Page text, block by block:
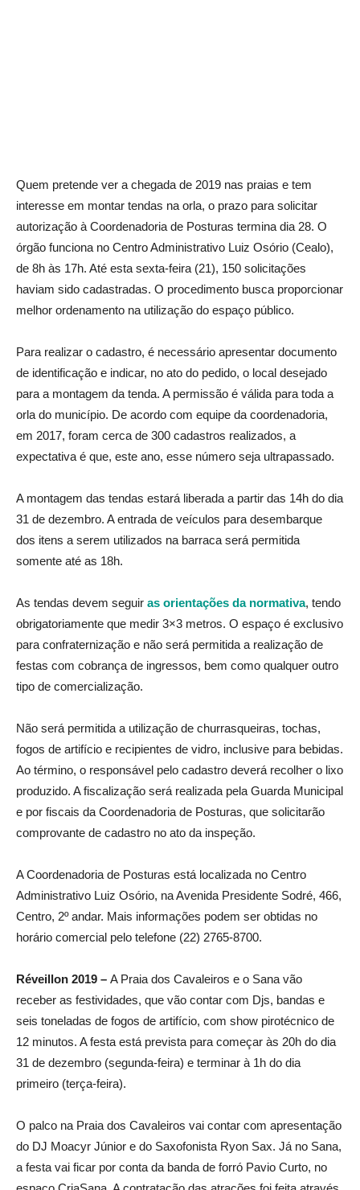
Quem pretende ver a chegada de 2019 nas praias e tem
interesse em montar tendas na orla, o prazo para solicitar
autorização à Coordenadoria de Posturas termina dia 28. O
órgão funciona no Centro Administrativo Luiz Osório (Cealo),
de 8h às 17h. Até esta sexta-feira (21), 150 solicitações
haviam sido cadastradas. O procedimento busca proporcionar
melhor ordenamento na utilização do espaço público.
Para realizar o cadastro, é necessário apresentar documento
de identificação e indicar, no ato do pedido, o local desejado
para a montagem da tenda. A permissão é válida para toda a
orla do município. De acordo com equipe da coordenadoria,
em 2017, foram cerca de 300 cadastros realizados, a
expectativa é que, este ano, esse número seja ultrapassado.
A montagem das tendas estará liberada a partir das 14h do dia
31 de dezembro. A entrada de veículos para desembarque
dos itens a serem utilizados na barraca será permitida
somente até as 18h.
As tendas devem seguir as orientações da normativa, tendo
obrigatoriamente que medir 3×3 metros. O espaço é exclusivo
para confraternização e não será permitida a realização de
festas com cobrança de ingressos, bem como qualquer outro
tipo de comercialização.
Não será permitida a utilização de churrasqueiras, tochas,
fogos de artifício e recipientes de vidro, inclusive para bebidas.
Ao término, o responsável pelo cadastro deverá recolher o lixo
produzido. A fiscalização será realizada pela Guarda Municipal
e por fiscais da Coordenadoria de Posturas, que solicitarão
comprovante de cadastro no ato da inspeção.
A Coordenadoria de Posturas está localizada no Centro
Administrativo Luiz Osório, na Avenida Presidente Sodré, 466,
Centro, 2º andar. Mais informações podem ser obtidas no
horário comercial pelo telefone (22) 2765-8700.
Réveillon 2019 – A Praia dos Cavaleiros e o Sana vão
receber as festividades, que vão contar com Djs, bandas e
seis toneladas de fogos de artifício, com show pirotécnico de
12 minutos. A festa está prevista para começar às 20h do dia
31 de dezembro (segunda-feira) e terminar à 1h do dia
primeiro (terça-feira).
O palco na Praia dos Cavaleiros vai contar com apresentação
do DJ Moacyr Júnior e do Saxofonista Ryon Sax. Já no Sana,
a festa vai ficar por conta da banda de forró Pavio Curto, no